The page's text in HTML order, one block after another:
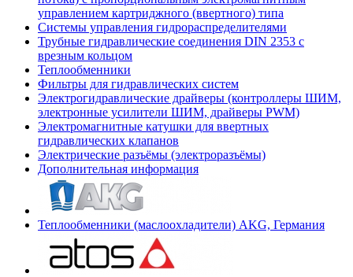
управлением картриджного (ввертного) типа
Системы управления гидрораспределителями
Трубные гидравлические соединения DIN 2353 с
врезным кольцом
Теплообменники
Фильтры для гидравлических систем
Электрогидравлические драйверы (контроллеры ШИМ,
электронные усилители ШИМ, драйверы PWM)
Электромагнитные катушки для ввертных
гидравлических клапанов
Электрические разъёмы (электроразъёмы)
Дополнительная информация
Теплообменники (маслоохладители) AKG, Германия